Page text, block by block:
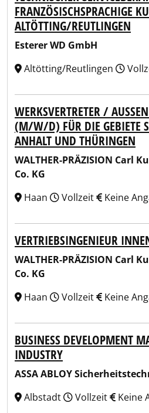
FRANZÖSISCHSPRACHIGE
ALTÖTTING/REUTLINGEN
Esterer WD GmbH
Altötting/Reutlingen
WERKSVERTRETER /
M/W/D) FÜR DIE GEBIETE
NHALT UND THÜRINGEN
WALTHER-PRÄZISION Carl
Co. KG
Haan
Vollzeit Keine
VERTRIEBSINGENIEUR
WALTHER-PRÄZISION Carl
Co. KG
Haan
Vollzeit Keine
BUSINESS DEVELOPMENT
INDUSTRY
ASSA ABLOY
Albstadt
Vollzeit Keine